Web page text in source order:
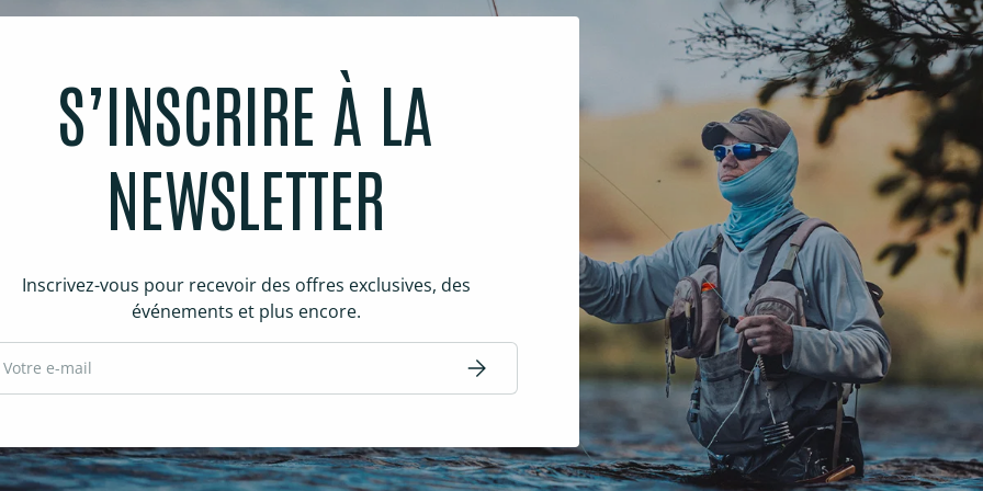
S’INSCRIRE À LA
NEWSLETTER
Inscrivez-vous pour recevoir des offres exclusives, des
événements et plus encore.
S’inscrire